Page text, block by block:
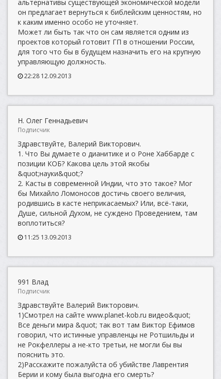
альтернативы существующей экономической модели
он предлагает вернуться к библейским ценностям, но
к каким именно особо не уточняет.
Может ли быть так что он сам является одним из
проектов который готовит ГП в отношении России,
для того что бы в будущем назначить его на крупную
управляющую должность.
22:28 12.09.2013
Н. Олег Геннадьевич
Подписчик
Здравствуйте, Валерий Викторович.
1. Что Вы думаете о дианитике и о Роне Хаббарде с
позиции КОБ? Какова цель этой якобы
&quot;науки&quot;?
2. Касты в современной Индии, что это такое? Мог
бы Михайло Ломоносов достичь своего величия,
родившись в касте неприкасаемых? Или, всё-таки,
Душе, сильной Духом, не суждено Проведением, там
воплотиться?
11:25 13.09.2013
991 Влад
Подписчик
Здравствуйте Валерий Викторович.
1)Смотрел на сайте www.planet-kob.ru видео&quot;
Все деньги мира &quot; так вот там Виктор Ефимов
говорил, что истинные управленцы не Ротшильды и
не Рокфеллеры а не-кто третьи, не могли бы вы
пояснить это.
2)Расскажите пожалуйста об убийстве Лаврентия
Берии и кому была выгодна его смерть?